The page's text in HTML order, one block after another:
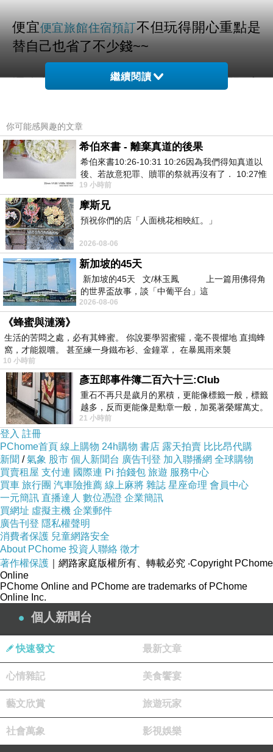
便宜便宜旅館住宿預訂不但玩得開心重點是
替自己也省了不少錢~~
還在苦惱不知道出遊想預訂房間哪裡預定
的嗎?快來看看唷~~
而且聽說這邊是可以全世界訂房
也太方便了吧！！不用在那邊找翻譯啦ＱＱ
亞米亞小町飯店 - 京都 的介紹在下面
如果有興趣到這附近玩預訂飯店限時優惠的，不
妨可以看看喔！
以下是 亞米亞小町飯店 - 京都 的介紹 如果也跟
我一樣喜歡不妨看看喔!
PS.若您家裡有0~4歲的小朋友， 點我進入索取免
費好物
PS2.結緍後漸漸沒有性福感了?性趣全消了嗎?來
這選些性福小物吧~~
↓↓↓限量特優價格按鈕↓↓↓
繼續閱讀
你可能感興趣的文章
希伯來書 - 離棄真道的後果
希伯來書10:26-10:31 10:26因為我們得知真道以
後、若故意犯罪、贖罪的祭就再沒有了． 10:27惟
有戰懼等候審判和那燒滅眾敵人的烈火
19 小時前
摩斯兄
預祝你們的店「人面桃花相映紅。」
2026-08-06
新加坡的45天
新加坡的45天 文/林玉鳳 上一篇用佛得角
的世界盃故事，談「中葡平台」這
2026-08-06
《蜂蜜與漣漪》
生活的苦悶之處，必有其蜂蜜。 你說要學習蜜獾，毫不畏懼地 直搗蜂
窩，才能親嚐。 甚至練一身鐵布衫、金鐘罩， 在暴風雨來襲
10 小時前
彥五郎事件簿二百六十三:Club
重石不再只是歲月的累積，更能像標籤一般，標籤
越多，反而更能像是勳章一般，加冕著榮耀萬丈。
習慣一如縱容，成了再難輕輕放下的罪證
21 小時前
登入 註冊
PChome首頁 線上購物 24h購物 書店 露天拍賣 比比昂代購
新聞 /氣象 股市 個人新聞台 廣告刊登 加入聯播網 全球購物
買賣租屋 支付連 國際連 Pi 拍錢包 旅遊 服務中心
買車 旅行團 汽車險推薦 線上麻將 雜誌 星座命理 會員中心
一元簡訊 直播達人 數位憑證 企業簡訊
買網址 虛擬主機 企業郵件
廣告刊登 隱私權聲明
消費者保護 兒童網路安全
About PChome 投資人聯絡 徵才
著作權保護 ｜網路家庭版權所有、轉載必究 ‧Copyright PChome
Online
PChome Online and PChome are trademarks of PChome
Online Inc.
個人新聞台
快速發文 最新文章
心情雜記 美食饗宴
藝文欣賞 旅遊玩家
社會萬象 影視娛樂